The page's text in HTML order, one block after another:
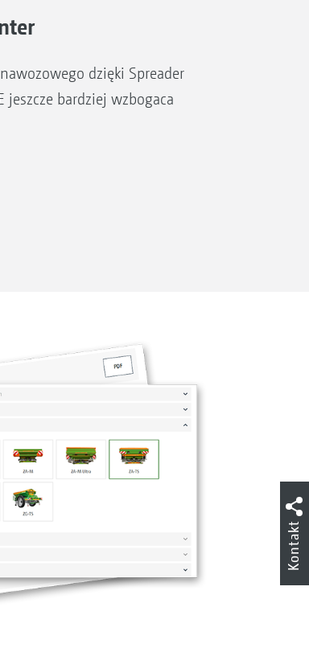
dzięki Spreader
bardziej wzbogaca
Kontakt